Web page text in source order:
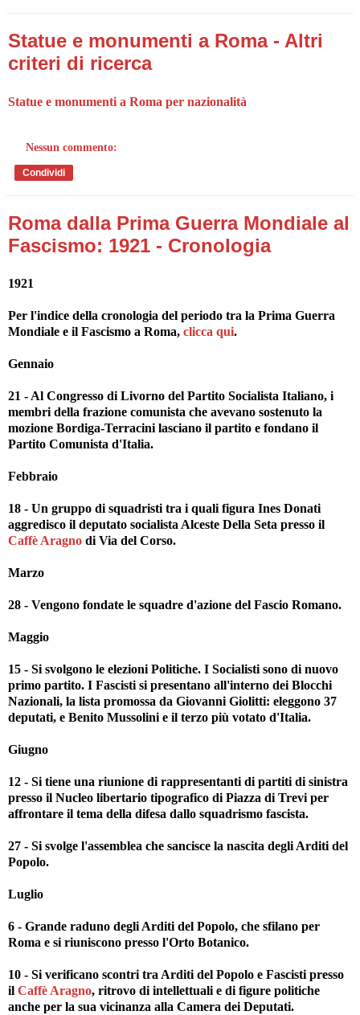
Statue e monumenti a Roma - Altri
criteri di ricerca
Statue e monumenti a Roma per nazionalità
Nessun commento:
Condividi
Roma dalla Prima Guerra Mondiale al
Fascismo: 1921 - Cronologia
1921
Per l'indice della cronologia del periodo tra la Prima Guerra
Mondiale e il Fascismo a Roma, clicca qui.
Gennaio
21 - Al Congresso di Livorno del Partito Socialista Italiano, i
membri della frazione comunista che avevano sostenuto la
mozione Bordiga-Terracini lasciano il partito e fondano il
Partito Comunista d'Italia.
Febbraio
18 - Un gruppo di squadristi tra i quali figura Ines Donati
aggredisco il deputato socialista Alceste Della Seta presso il
Caffè Aragno di Via del Corso.
Marzo
28 - Vengono fondate le squadre d'azione del Fascio Romano.
Maggio
15 - Si svolgono le elezioni Politiche. I Socialisti sono di nuovo
primo partito. I Fascisti si presentano all'interno dei Blocchi
Nazionali, la lista promossa da Giovanni Giolitti: eleggono 37
deputati, e Benito Mussolini e il terzo più votato d'Italia.
Giugno
12 - Si tiene una riunione di rappresentanti di partiti di sinistra
presso il Nucleo libertario tipografico di Piazza di Trevi per
affrontare il tema della difesa dallo squadrismo fascista.
27 - Si svolge l'assemblea che sancisce la nascita degli Arditi del
Popolo.
Luglio
6 - Grande raduno degli Arditi del Popolo, che sfilano per
Roma e si riuniscono presso l'Orto Botanico.
10 - Si verificano scontri tra Arditi del Popolo e Fascisti presso
il Caffè Aragno, ritrovo di intellettuali e di figure politiche
anche per la sua vicinanza alla Camera dei Deputati.